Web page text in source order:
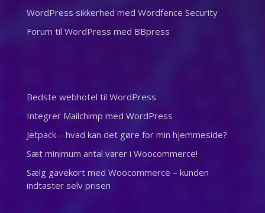
WordPress sikkerhed med Wordfence Security
Forum til WordPress med BBpress
Bedste webhotel til WordPress
Integrer Mailchimp med WordPress
Jetpack – hvad kan det gøre for min hjemmeside?
Sæt minimum antal varer i Woocommerce!
Sælg gavekort med Woocommerce – kunden
indtaster selv prisen